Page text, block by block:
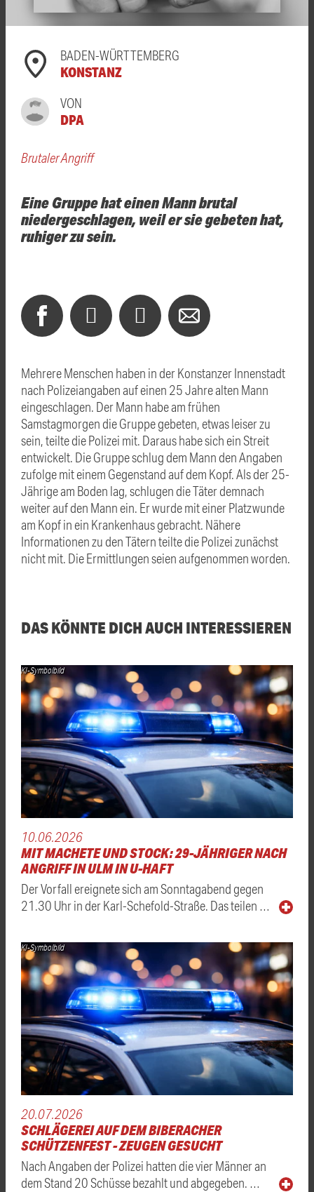
BADEN-WÜRTTEMBERG
KONSTANZ
VON
DPA
Brutaler Angriff
Eine Gruppe hat einen Mann brutal
niedergeschlagen, weil er sie gebeten hat,
ruhiger zu sein.
Mehrere Menschen haben in der Konstanzer Innenstadt
nach Polizeiangaben auf einen 25 Jahre alten Mann
eingeschlagen. Der Mann habe am frühen
Samstagmorgen die Gruppe gebeten, etwas leiser zu
sein, teilte die Polizei mit. Daraus habe sich ein Streit
entwickelt. Die Gruppe schlug dem Mann den Angaben
zufolge mit einem Gegenstand auf dem Kopf. Als der 25-
Jährige am Boden lag, schlugen die Täter demnach
weiter auf den Mann ein. Er wurde mit einer Platzwunde
am Kopf in ein Krankenhaus gebracht. Nähere
Informationen zu den Tätern teilte die Polizei zunächst
nicht mit. Die Ermittlungen seien aufgenommen worden.
DAS KÖNNTE DICH AUCH INTERESSIEREN
KI-Symbolbild
10.06.2026
MIT MACHETE UND STOCK: 29-JÄHRIGER NACH
ANGRIFF IN ULM IN U-HAFT
Der Vorfall ereignete sich am Sonntagabend gegen
21.30 Uhr in der Karl-Schefold-Straße. Das teilen …
KI-Symbolbild
20.07.2026
SCHLÄGEREI AUF DEM BIBERACHER
SCHÜTZENFEST - ZEUGEN GESUCHT
Nach Angaben der Polizei hatten die vier Männer an
dem Stand 20 Schüsse bezahlt und abgegeben. …